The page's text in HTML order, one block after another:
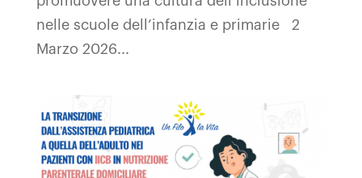
nelle scuole dell’infanzia e primarie 2
Marzo 2026...